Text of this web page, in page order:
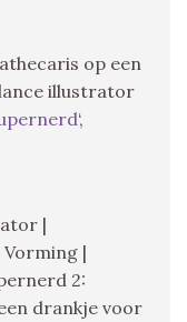
op een
illustrator
‘,
|
|
2:
drankje voor